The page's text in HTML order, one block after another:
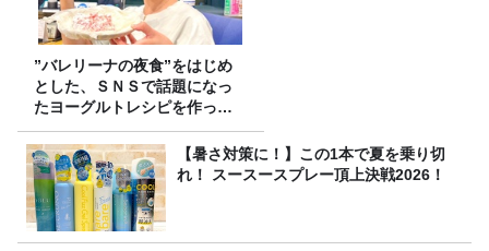
”バレリーナの夜食”をはじめ
とした、ＳＮＳで話題になっ
たヨーグルトレシピを作って
みた！
【暑さ対策に！】この1本で夏を乗り切
れ！ スースースプレー頂上決戦2026！